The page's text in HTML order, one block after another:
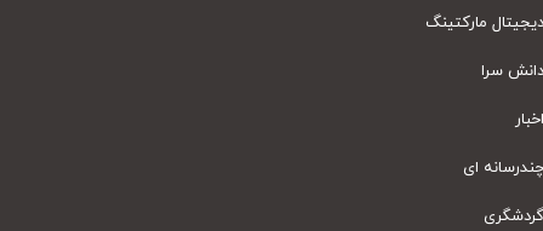
مارکتینگ
سرا
ای